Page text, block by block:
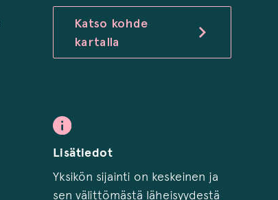
Katso kohde
kartalla
Lisätiedot
Yksikön sijainti on keskeinen ja
sen välittömästä läheisyydestä